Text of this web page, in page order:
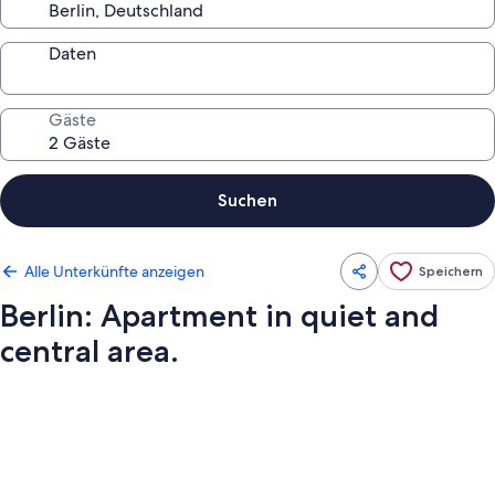
Daten
Gäste
Suchen
Alle Unterkünfte anzeigen Speichern
Berlin: Apartment in quiet and
central area.